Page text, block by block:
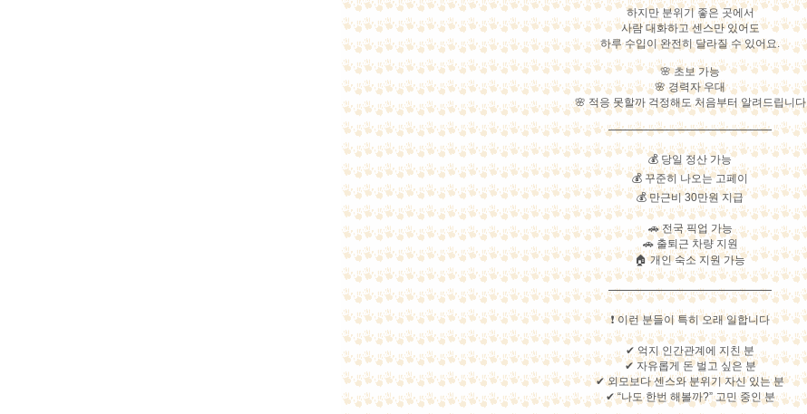
하지만 분위기 좋은 곳에서
사람 대화하고 센스만 있어도
하루 수입이 완전히 달라질 수 있어요.
🌸 초보 가능
🌸 경력자 우대
🌸 적응 못할까 걱정해도 처음부터 알려드립니다
━━━━━━━━━━━━━━━
💰 당일 정산 가능
💰 꾸준히 나오는 고페이
💰 만근비 30만원 지급
🚗 전국 픽업 가능
🚗 출퇴근 차량 지원
🏠 개인 숙소 지원 가능
━━━━━━━━━━━━━━━
❗ 이런 분들이 특히 오래 일합니다
✔ 억지 인간관계에 지친 분
✔ 자유롭게 돈 벌고 싶은 분
✔ 외모보다 센스와 분위기 자신 있는 분
✔ “나도 한번 해볼까?” 고민 중인 분